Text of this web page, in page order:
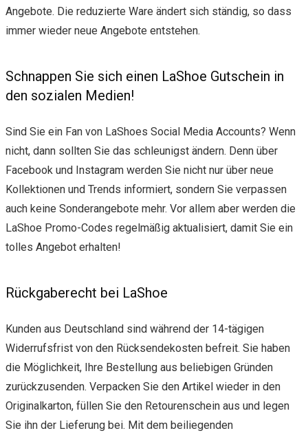
Angebote. Die reduzierte Ware ändert sich ständig, so dass
immer wieder neue Angebote entstehen.
Schnappen Sie sich einen LaShoe Gutschein in
den sozialen Medien!
Sind Sie ein Fan von LaShoes Social Media Accounts? Wenn
nicht, dann sollten Sie das schleunigst ändern. Denn über
Facebook und Instagram werden Sie nicht nur über neue
Kollektionen und Trends informiert, sondern Sie verpassen
auch keine Sonderangebote mehr. Vor allem aber werden die
LaShoe Promo-Codes regelmäßig aktualisiert, damit Sie ein
tolles Angebot erhalten!
Rückgaberecht bei LaShoe
Kunden aus Deutschland sind während der 14-tägigen
Widerrufsfrist von den Rücksendekosten befreit. Sie haben
die Möglichkeit, Ihre Bestellung aus beliebigen Gründen
zurückzusenden. Verpacken Sie den Artikel wieder in den
Originalkarton, füllen Sie den Retourenschein aus und legen
Sie ihn der Lieferung bei. Mit dem beiliegenden